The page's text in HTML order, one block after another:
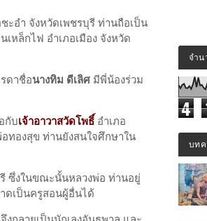
ะอำ จังหวัดเพชรบุรี ท่านถือเป็น
หล็กไฟ อำเภอเมือง จังหวัด
ดาชื่อนางทิม ดีเลิศ มีพี่น้องร่วม
กับเจ้าอาวาสวัดโพธิ์ อำเภอ
ทองสุข ท่านยังสนใจศึกษาใน
รี ซึ่งในขณะนั้นหลวงพ่อ ท่านอยู่
ดเป็นครูสอนผู้อื่นได้
จำน
4
บท